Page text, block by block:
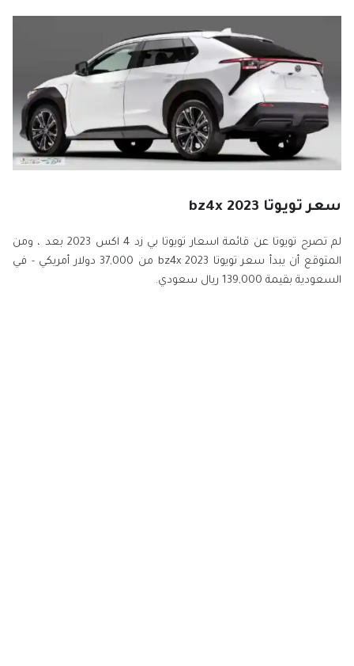
سعر تويوتا bz4x 2023
لم تصرح تويوتا عن قائمة اسعار تويوتا بي زد 4 اكس 2023 بعد ، ومن
المتوقع أن يبدأ سعر تويوتا bz4x 2023 من 37,000 دولار أمريكي - في
السعودية بقيمة 139,000 ريال سعودي.